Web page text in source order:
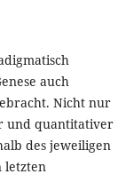
auch
Nicht nur
und quantitativer
des jeweiligen
letzten